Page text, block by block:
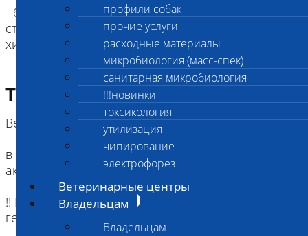
профили собак
прочие услуги
расходные материалы
микробиология (масс-спек)
санитарная микробиология
!!!новинки
токсикология
утилизация
чипирование
электрофорез
Ветеринарные центры
Владельцам
Владельцам
- было ли подвержено животное кастрации/
стерилизации и каким способом (хирургическим,
химическим) или животное интактно.
Требование к биоматериалу
Венозная кровь - не менее 2 мл
в пробике для получения сыворотки (с/без
активаторов свертывания).
!! НЕ использовать пробирки с разделительным
гелем